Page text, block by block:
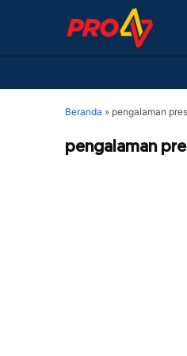
Beranda » pengalaman
pengalaman